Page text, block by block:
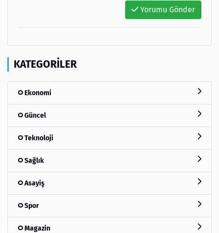
Yorumu Gönder
KATEGORILER
Ekonomi
Güncel
Teknoloji
Sağlık
Asayiş
Spor
Magazin